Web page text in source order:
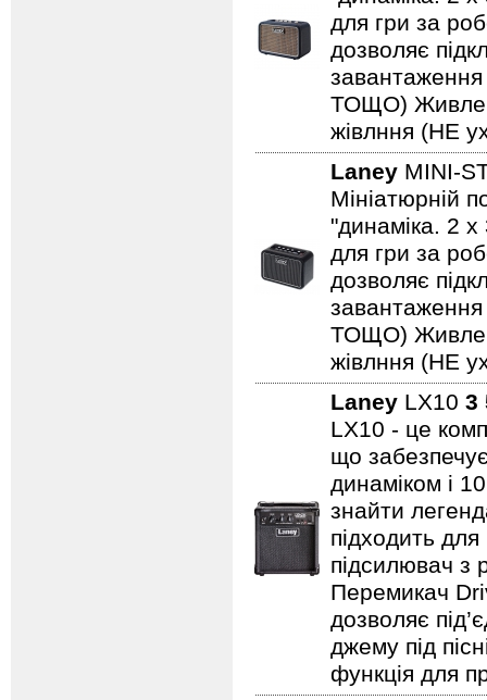
для гри за
дозволяє
завантаження
ТОЩО)
жівлння (НЕ
Laney MINI-
Мініатюрній
"динаміка. 2
для гри за
дозволяє
завантаження
ТОЩО)
жівлння (НЕ
Laney LX10 3
LX10 - це
що
динаміком і
знайти
підходить
підсилювач з
Перемикач
дозволяє
джему під
функція для